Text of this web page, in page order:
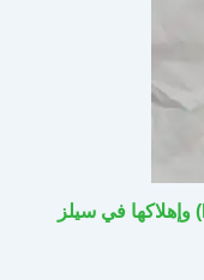
كيف تدير الأصول الثابتة (Fixed Assets) وإهلاكها في سيلز